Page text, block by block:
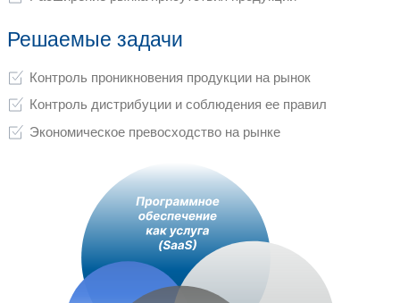
рынке так, как вы запланировали
контролировать качество ваших
Цель
Систематическое обеспечение
клиентов
Расширение рынка присутствия